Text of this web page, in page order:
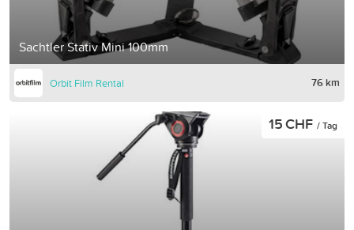
Sachtler Stativ Mini 100mm
Orbit Film Rental 76 km
15 CHF / Tag